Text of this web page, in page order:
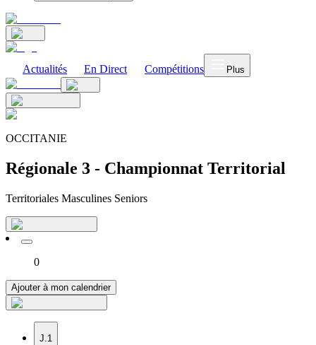
Actualités En Direct Compétitions Plus
OCCITANIE
Régionale 3 - Championnat Territorial
Territoriales Masculines Seniors
0
Ajouter à mon calendrier
J.1